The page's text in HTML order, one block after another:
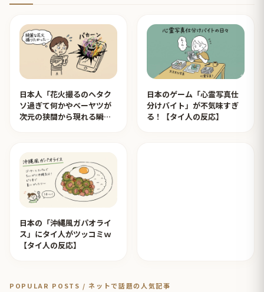
日本人「花火撮るのヘタク
ソ過ぎて何かやベーヤツが
次元の狭間から現れる瞬間
日本のゲーム「心霊写真仕
分けバイト」が不気味すぎ
る！【タイ人の反応】
日本の「沖縄風ガパオライ
ス」にタイ人がツッコミｗ
【タイ人の反応】
POPULAR POSTS / ネットで話題の人気記事